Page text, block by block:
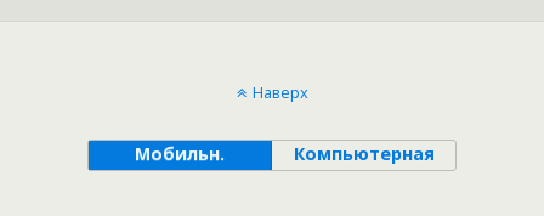
Наверх
Мобильн. Компьютерная